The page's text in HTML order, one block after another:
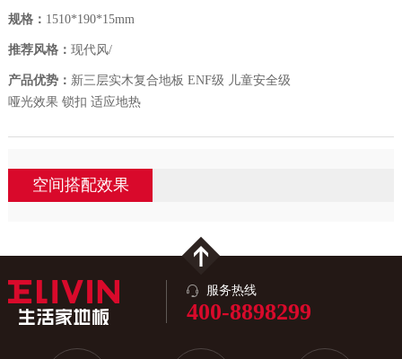
规格： 1510*190*15mm
推荐风格： 现代风/
产品优势： 新三层实木复合地板 ENF级 儿童安全级
哑光效果 锁扣 适应地热
空间搭配效果
服务热线
400-8898299